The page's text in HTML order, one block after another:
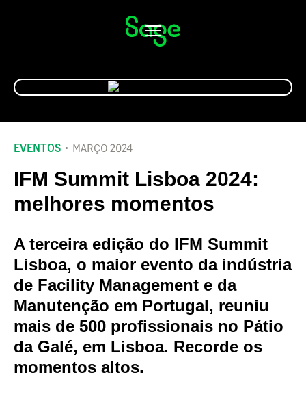
Alternar
navegação
EVENTOS MARÇO 2024
IFM Summit Lisboa 2024:
melhores momentos
A terceira edição do IFM Summit
Lisboa, o maior evento da indústria
de Facility Management e da
Manutenção em Portugal, reuniu
mais de 500 profissionais no Pátio
da Galé, em Lisboa. Recorde os
momentos altos.